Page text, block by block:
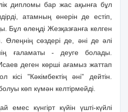
дипломы бар жас ақынға бұл
атамның өнерiн де естiп,
Бұл өлеңдi Жезқазғанға келген
Өлеңнiң сөздерi де, әнi де әлi
ғаламаты - деуге болады.
деген көршi ағамыз жаттап
кiсi "Кәкiмбектiң әнi” дейтiн.
көп күмән келтiрмейдi.
емес күнгiрт күйiн үштi-күйлi